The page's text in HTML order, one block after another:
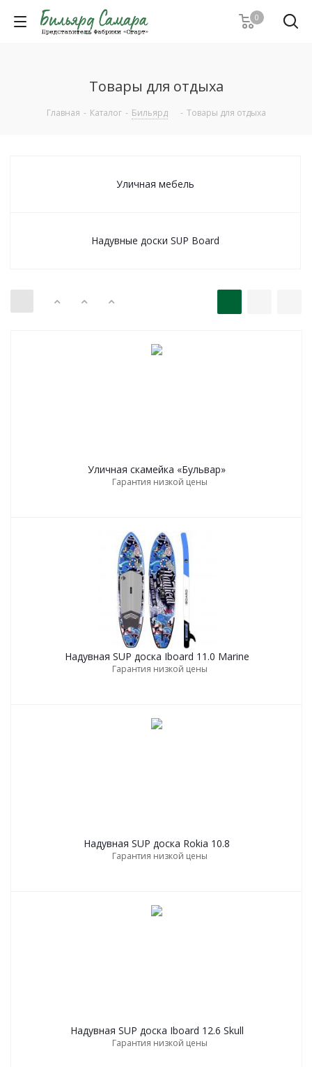
0
Товары для отдыха
Главная - Каталог - Бильярд - Товары для отдыха
Уличная мебель
Надувные доски SUP Board
Уличная скамейка «Бульвар»
Гарантия низкой цены
Надувная SUP дoска Iboard 11.0 Marine
Гарантия низкой цены
Надувная SUP дoска Rokia 10.8
Гарантия низкой цены
Надувная SUP дoска Iboard 12.6 Skull
Гарантия низкой цены